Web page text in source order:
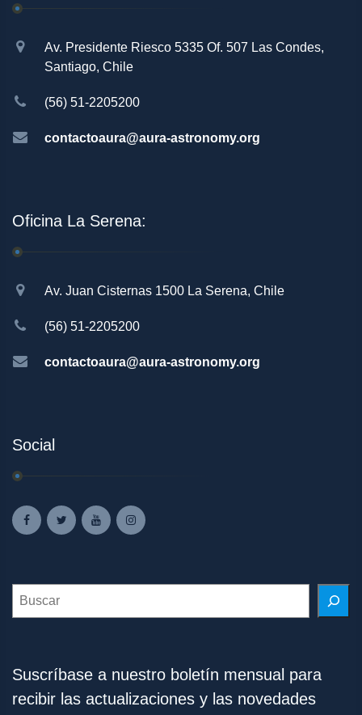
Av. Presidente Riesco 5335 Of. 507 Las Condes,
Santiago, Chile
(56) 51-2205200
contactoaura@aura-astronomy.org
Oficina La Serena:
Av. Juan Cisternas 1500 La Serena, Chile
(56) 51-2205200
contactoaura@aura-astronomy.org
Social
Search
Suscríbase a nuestro boletín mensual para
recibir las actualizaciones y las novedades